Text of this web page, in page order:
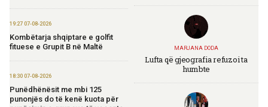
19:27 07-08-2026
Kombëtarja shqiptare e golfit
fituese e Grupit B në Maltë
18:30 07-08-2026
Punëdhënësit me mbi 125
punonjës do të kenë kuota për
MARJANA DODA
Lufta që gjeografia refuzoi ta
humbte